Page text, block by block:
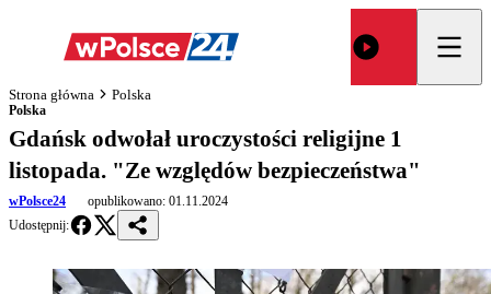
Strona główna Polska
Polska
Gdańsk odwołał uroczystości religijne 1
listopada. "Ze względów bezpieczeństwa"
wPolsce24 opublikowano: 01.11.2024
Udostępnij: